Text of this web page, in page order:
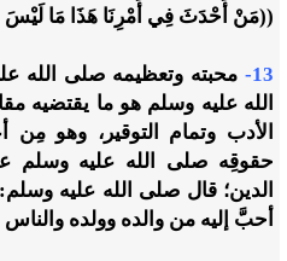
((مَنْ أَحْدَثَ فِي أَمْرِنَا هَذَا مَا لَيْسَ
13-
محبته وتعظيمه صلى الله
الله عليه وسلم هو ما يقتضيه
الأدب وتمام التوقير، وهو
حقوقِه صلى الله عليه وسلم
الدين؛ قال صلى الله عليه
أحبَّ إليه من والده وولده